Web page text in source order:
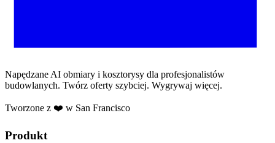
Napędzane AI obmiary i kosztorysy dla profesjonalistów
budowlanych. Twórz oferty szybciej. Wygrywaj więcej.
Tworzone z ❤️ w San Francisco
Produkt